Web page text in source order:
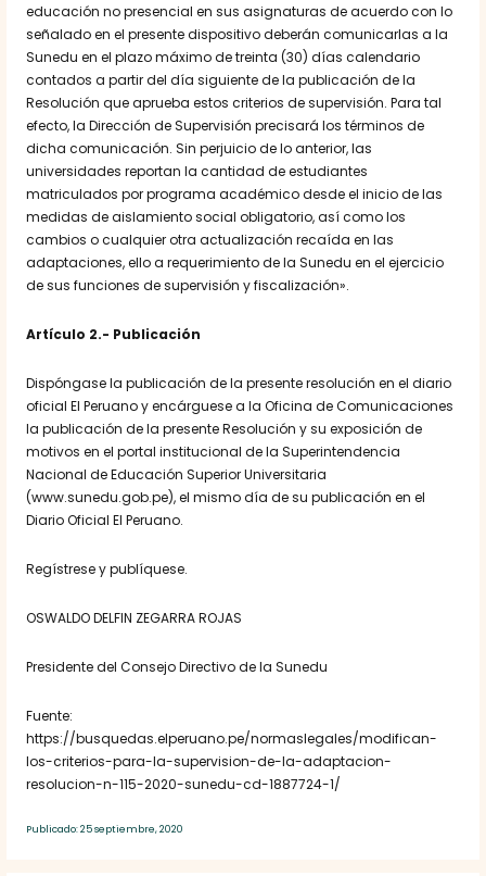
educación no presencial en sus asignaturas de acuerdo con lo
señalado en el presente dispositivo deberán comunicarlas a la
Sunedu en el plazo máximo de treinta (30) días calendario
contados a partir del día siguiente de la publicación de la
Resolución que aprueba estos criterios de supervisión. Para tal
efecto, la Dirección de Supervisión precisará los términos de
dicha comunicación. Sin perjuicio de lo anterior, las
universidades reportan la cantidad de estudiantes
matriculados por programa académico desde el inicio de las
medidas de aislamiento social obligatorio, así como los
cambios o cualquier otra actualización recaída en las
adaptaciones, ello a requerimiento de la Sunedu en el ejercicio
de sus funciones de supervisión y fiscalización».
Artículo 2.- Publicación
Dispóngase la publicación de la presente resolución en el diario
oficial El Peruano y encárguese a la Oficina de Comunicaciones
la publicación de la presente Resolución y su exposición de
motivos en el portal institucional de la Superintendencia
Nacional de Educación Superior Universitaria
(www.sunedu.gob.pe), el mismo día de su publicación en el
Diario Oficial El Peruano.
Regístrese y publíquese.
OSWALDO DELFIN ZEGARRA ROJAS
Presidente del Consejo Directivo de la Sunedu
Fuente:
https://busquedas.elperuano.pe/normaslegales/modifican-
los-criterios-para-la-supervision-de-la-adaptacion-
resolucion-n-115-2020-sunedu-cd-1887724-1/
Publicado: 25 septiembre, 2020